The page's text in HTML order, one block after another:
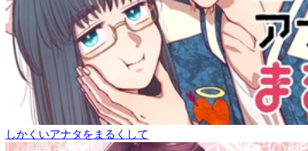
しかくいアナタをまるくして